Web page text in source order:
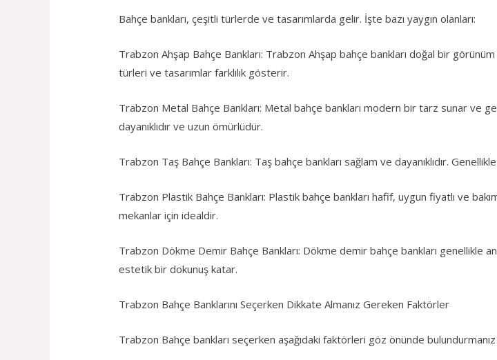
Bahçe bankları, çeşitli türlerde ve tasarımlarda gelir. İşte bazı yaygın olanları:
Trabzon Ahşap Bahçe Bankları: Trabzon Ahşap bahçe bankları doğal bir
türleri ve tasarımlar farklılık gösterir.
Trabzon Metal Bahçe Bankları: Metal bahçe bankları modern bir tarz sunar ve
dayanıklıdır ve uzun ömürlüdür.
Trabzon Taş Bahçe Bankları: Taş bahçe bankları sağlam ve dayanıklıdır.
Trabzon Plastik Bahçe Bankları: Plastik bahçe bankları hafif, uygun fiyatlı ve
mekanlar için idealdir.
Trabzon Dökme Demir Bahçe Bankları: Dökme demir bahçe bankları genellikle
estetik bir dokunuş katar.
Trabzon Bahçe Banklarını Seçerken Dikkate Almanız Gereken Faktörler
Trabzon Bahçe bankları seçerken aşağıdaki faktörleri göz önünde